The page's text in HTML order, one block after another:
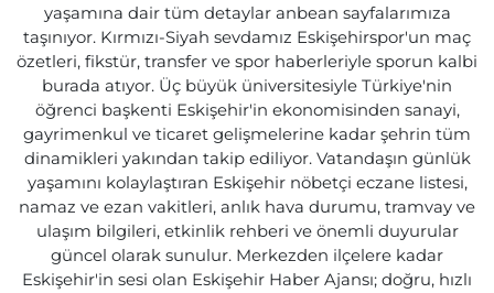
yaşamına dair tüm detaylar anbean sayfalarımıza
taşınıyor. Kırmızı-Siyah sevdamız Eskişehirspor'un maç
özetleri, fikstür, transfer ve spor haberleriyle sporun kalbi
burada atıyor. Üç büyük üniversitesiyle Türkiye'nin
öğrenci başkenti Eskişehir'in ekonomisinden sanayi,
gayrimenkul ve ticaret gelişmelerine kadar şehrin tüm
dinamikleri yakından takip ediliyor. Vatandaşın günlük
yaşamını kolaylaştıran Eskişehir nöbetçi eczane listesi,
namaz ve ezan vakitleri, anlık hava durumu, tramvay ve
ulaşım bilgileri, etkinlik rehberi ve önemli duyurular
güncel olarak sunulur. Merkezden ilçelere kadar
Eskişehir'in sesi olan Eskişehir Haber Ajansı; doğru, hızlı